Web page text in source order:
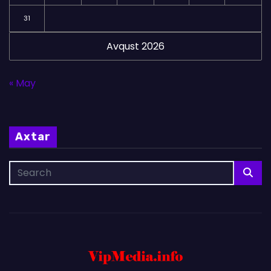
Avqust 2026
31
« May
Axtar